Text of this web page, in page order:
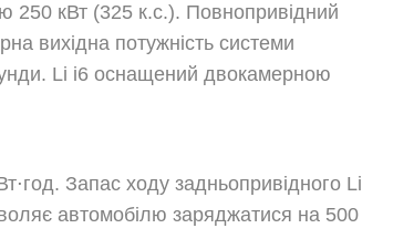
250 кВт (325 к.с.). Повнопривідний
вихідна потужність системи
Li i6 оснащений двокамерною
Запас ходу задньопривідного Li
автомобілю заряджатися на 500